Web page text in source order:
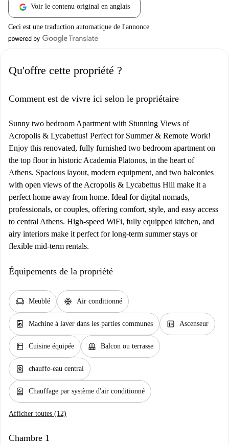
Voir le contenu original en anglais
Ceci est une traduction automatique de l'annonce
Qu'offre cette propriété ?
Comment est de vivre ici selon le propriétaire
Sunny two bedroom Apartment with Stunning Views of
Acropolis & Lycabettus! Perfect for Summer & Remote Work!
Enjoy this renovated, fully furnished two bedroom apartment on
the top floor in historic Academia Platonos, in the heart of
Athens. Spacious layout, modern equipment, and two balconies
with open views of the Acropolis & Lycabettus Hill make it a
perfect home away from home. Ideal for digital nomads,
professionals, or couples, offering comfort, style, and easy access
to central Athens. High-speed WiFi, fully equipped kitchen, and
airy interiors make it perfect for long-term summer stays or
flexible mid-term rentals.
Équipements de la propriété
chair Meublé ac_unit Air conditionné
local_laundry_service Machine à laver dans les parties communes elevator Ascenseur
kitchen Cuisine équipée balcony Balcon ou terrasse
water_heater chauffe-eau central
water_heater Chauffage par système d'air conditionné
Afficher toutes (12)
Chambre 1